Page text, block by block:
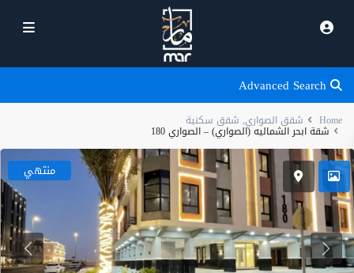
Advanced Search
Home شقق الصواري, شقق سكنية
شقة ابحر الشماليه (الصواري) – الصواري 180
منتهي